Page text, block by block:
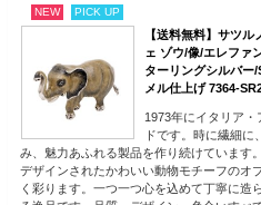
NEW PICK UP
【送料無料】サツ
ェ ゾウ/像/エレファ
ターリングシルバー
メル仕上げ 7364-
1973年にイタリア
ドです。時に繊細
み、魅力あふれる製品を作り続けています
デザインされたかわいい動物モチーフのオ
く彩ります。一つ一つ心を込めて丁寧に造